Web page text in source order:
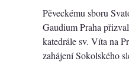
Pěveckému sboru
Gaudium Praha
katedrále sv. Víta na
zahájení Sokolského